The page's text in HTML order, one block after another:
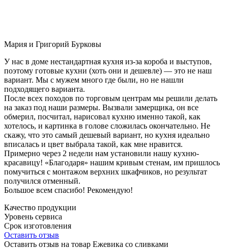
Мария и Григорий Бурковы
У нас в доме нестандартная кухня из-за короба и выступов,
поэтому готовые кухни (хоть они и дешевле) — это не наш
вариант. Мы с мужем много где были, но не нашли
подходящего варианта.
После всех походов по торговым центрам мы решили делать
на заказ под наши размеры. Вызвали замерщика, он все
обмерил, посчитал, нарисовал кухню именно такой, как
хотелось, и картинка в голове сложилась окончательно. Не
скажу, что это самый дешевый вариант, но кухня идеально
вписалась и цвет выбрала такой, как мне нравится.
Примерно через 2 недели нам установили нашу кухню-
красавицу! «Благодаря» нашим кривым стенам, им пришлось
помучиться с монтажом верхних шкафчиков, но результат
получился отменный.
Большое всем спасибо! Рекомендую!
Качество продукции
Уровень сервиса
Срок изготовления
Оставить отзыв
Оставить отзыв на товар Ежевика со сливками